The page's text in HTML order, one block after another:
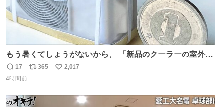
もう暑くてしょうがないから、 「新品のクーラーの室外機
のミニチュア」 でも見ていってよ
返
信
17
リ
ト
365
い
2,017
4時間前